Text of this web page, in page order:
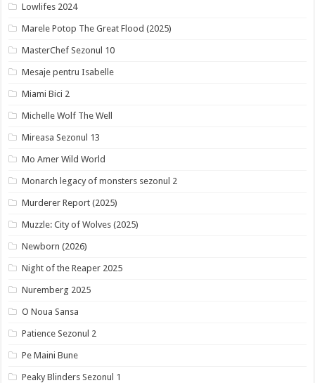
Lowlifes 2024
Marele Potop The Great Flood (2025)
MasterChef Sezonul 10
Mesaje pentru Isabelle
Miami Bici 2
Michelle Wolf The Well
Mireasa Sezonul 13
Mo Amer Wild World
Monarch legacy of monsters sezonul 2
Murderer Report (2025)
Muzzle: City of Wolves (2025)
Newborn (2026)
Night of the Reaper 2025
Nuremberg 2025
O Noua Sansa
Patience Sezonul 2
Pe Maini Bune
Peaky Blinders Sezonul 1